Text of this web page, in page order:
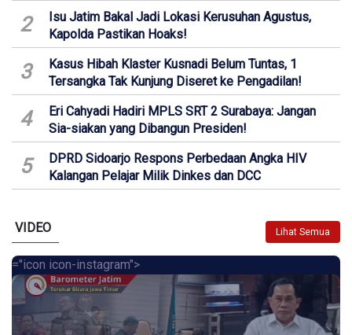
2
Isu Jatim Bakal Jadi Lokasi Kerusuhan Agustus,
Kapolda Pastikan Hoaks!
3
Kasus Hibah Klaster Kusnadi Belum Tuntas, 1
Tersangka Tak Kunjung Diseret ke Pengadilan!
4
Eri Cahyadi Hadiri MPLS SRT 2 Surabaya: Jangan
Sia-siakan yang Dibangun Presiden!
5
DPRD Sidoarjo Respons Perbedaan Angka HIV
Kalangan Pelajar Milik Dinkes dan DCC
VIDEO Lihat Semua
="icon icon-instagram">